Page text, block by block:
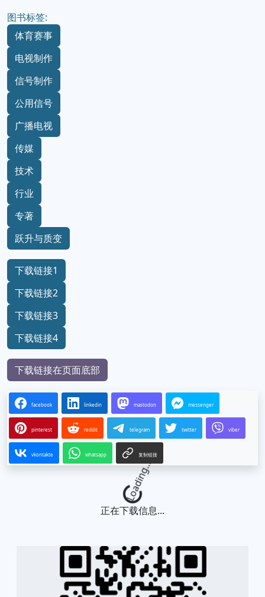
图书标签:
体育赛事
电视制作
信号制作
公用信号
广播电视
传媒
技术
行业
专著
跃升与质变
下载链接1
下载链接2
下载链接3
下载链接4
下载链接在页面底部
facebook linkedin mastodon messenger
pinterest reddit telegram twitter viber
vkontakte whatsapp 复制链接
Loading...
正在下载信息...